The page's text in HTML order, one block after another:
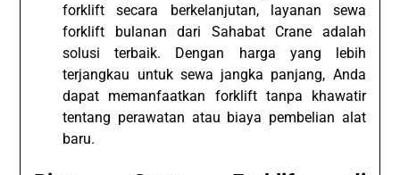
forklift secara berkelanjutan, layanan sewa
forklift bulanan dari Sahabat Crane adalah
solusi terbaik. Dengan harga yang lebih
terjangkau untuk sewa jangka panjang, Anda
dapat memanfaatkan forklift tanpa khawatir
tentang perawatan atau biaya pembelian alat
baru.